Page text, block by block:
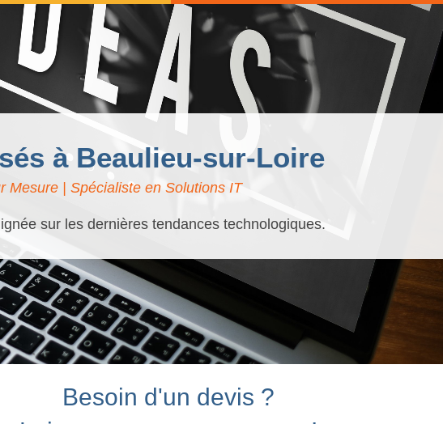
à Beaulieu-sur-Loire
Mesure | Spécialiste en Solutions IT
sur les dernières tendances technologiques.
Besoin d'un devis ?